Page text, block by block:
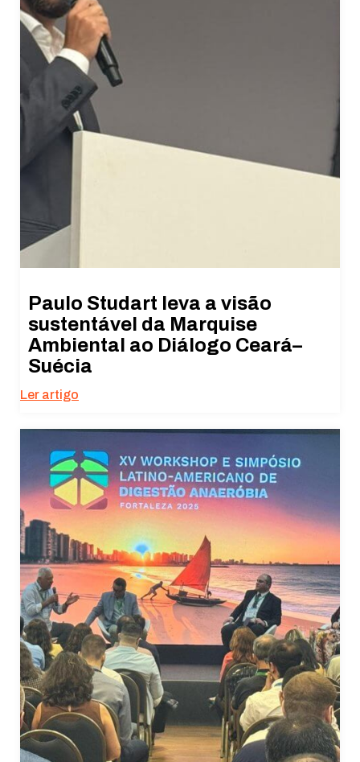
Paulo Studart leva a visão
sustentável da Marquise
Ambiental ao Diálogo Ceará–
Suécia
Ler artigo